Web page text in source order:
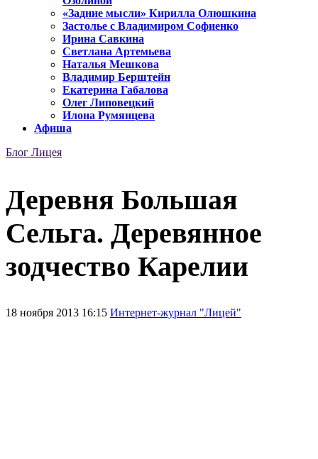
«Задние мысли» Кирилла Олюшкина
Застолье с Владимиром Софиенко
Ирина Савкина
Светлана Артемьева
Наталья Мешкова
Владимир Берштейн
Екатерина Габалова
Олег Липовецкий
Илона Румянцева
Афиша
Блог Лицея
Деревня Большая
Сельга. Деревянное
зодчество Карелии
18 ноября 2013 16:15 Интернет-журнал "Лицей"